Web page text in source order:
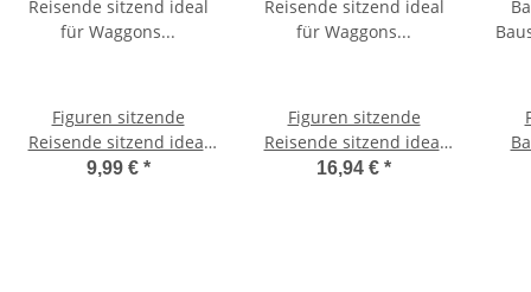
Figuren sitzende
Reisende sitzend ideal
für Waggons Spur H0
9,99 € *
Figuren sitzende
Reisende sitzend ideal
für Waggons Spur H0
16,94 € *